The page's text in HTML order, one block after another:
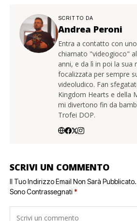
SCRITTO DA
Andrea Peroni
Entra a contatto con
chiamato "videogioco"
anni, e da lì in poi la sua
focalizzata per sempre
videoludico. Fan
Kingdom Hearts e della
mi divertono fin da
Trofei DOP.
SCRIVI UN COMMENTO
Il Tuo Indirizzo Email Non Sarà Pubblicato.
Sono Contrassegnati *